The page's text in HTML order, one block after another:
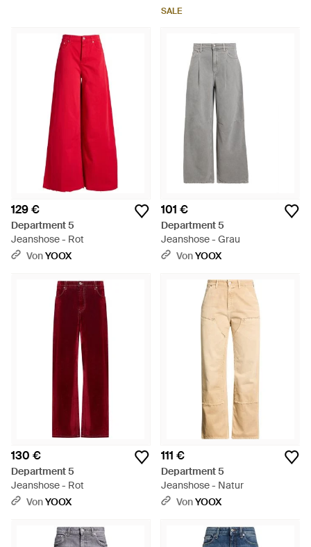
SALE
129 €
Department 5
Jeanshose - Rot
VonYOOX
101 €
Department 5
Jeanshose - Grau
VonYOOX
130 €
Department 5
Jeanshose - Rot
VonYOOX
111 €
Department 5
Jeanshose - Natur
VonYOOX